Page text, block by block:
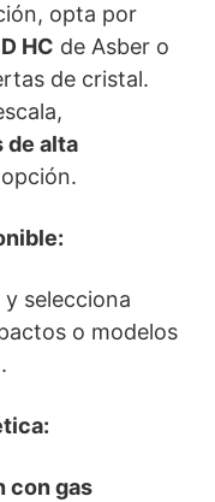
opta por
HC de Asber o
de cristal.
de alta
selecciona
o modelos
con gas